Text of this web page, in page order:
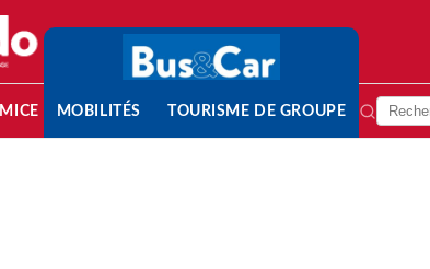
MICE MOBILITÉS TOURISME DE GROUPE